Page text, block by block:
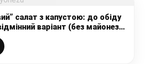
салат з капустою: до обіду
варіант (без майонезу і